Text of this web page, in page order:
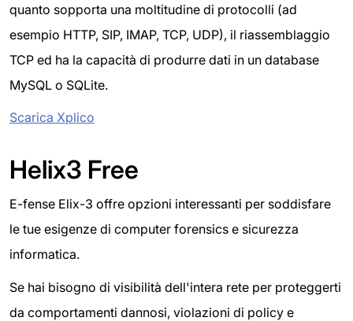
quanto sopporta una moltitudine di protocolli (ad
esempio HTTP, SIP, IMAP, TCP, UDP), il riassemblaggio
TCP ed ha la capacità di produrre dati in un database
MySQL o SQLite.
Scarica Xplico
Helix3 Free
E-fense Elix-3 offre opzioni interessanti per soddisfare
le tue esigenze di computer forensics e sicurezza
informatica.
Se hai bisogno di visibilità dell'intera rete per proteggerti
da comportamenti dannosi, violazioni di policy e